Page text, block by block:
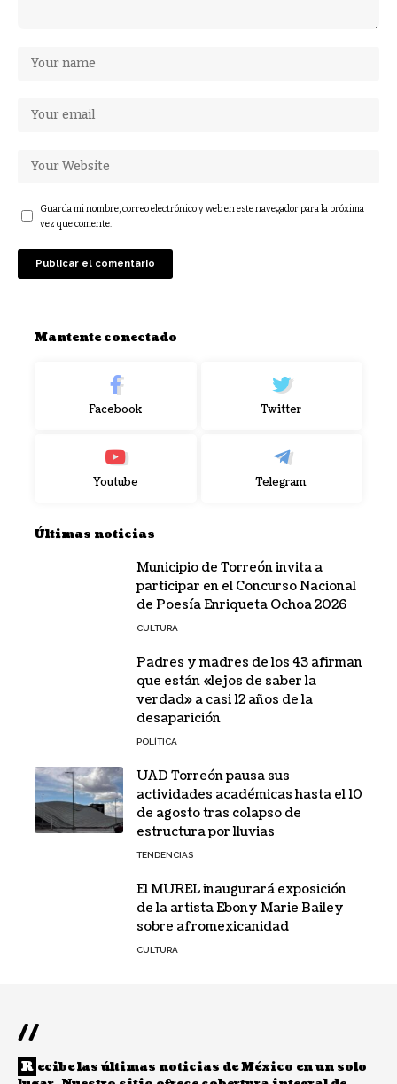
Guarda mi nombre, correo electrónico y web en este navegador para la próxima
vez que comente.
Mantente conectado
Facebook Twitter
Youtube Telegram
Últimas noticias
Municipio de Torreón invita a
participar en el Concurso Nacional
de Poesía Enriqueta Ochoa 2026
CULTURA
Padres y madres de los 43 afirman
que están «lejos de saber la
verdad» a casi 12 años de la
desaparición
POLÍTICA
UAD Torreón pausa sus
actividades académicas hasta el 10
de agosto tras colapso de
estructura por lluvias
TENDENCIAS
El MUREL inaugurará exposición
de la artista Ebony Marie Bailey
sobre afromexicanidad
CULTURA
//
R ecibe las últimas noticias de México en un solo